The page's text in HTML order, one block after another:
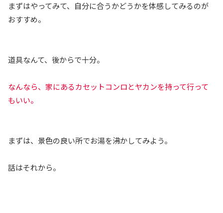
まずはやってみて、自分に合うかどうかを体感してみるのが
おすすめ。
道具なんて、後からで十分。
なんなら、家にあるカセットコンロとヤカンを持って行って
もいい。
まずは、景色の良い所でお湯を沸かしてみよう。
話はそれから。